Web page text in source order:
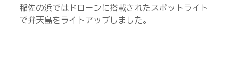
稲佐の浜ではドローンに搭載されたスポットライト
で弁天島をライトアップしました。